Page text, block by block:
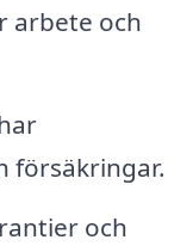
arbete och
försäkringar.
och